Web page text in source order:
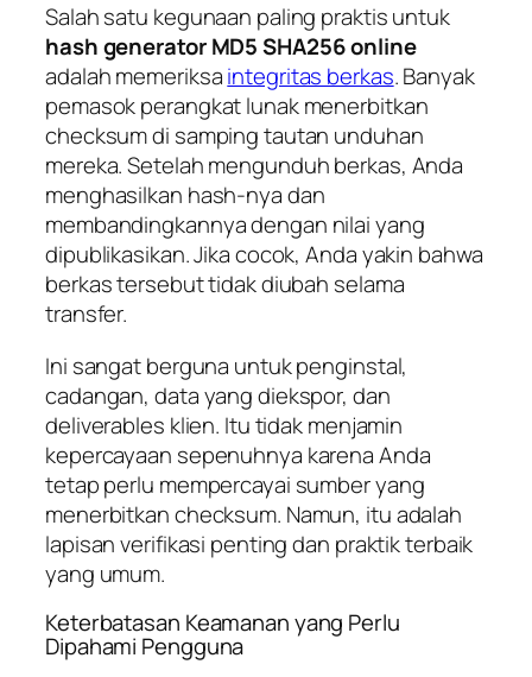
Salah satu kegunaan paling praktis untuk
hash generator MD5 SHA256 online
adalah memeriksaintegritas berkas. Banyak
pemasok perangkat lunak menerbitkan
checksum di samping tautan unduhan
mereka. Setelah mengunduh berkas, Anda
menghasilkan hash-nya dan
membandingkannya dengan nilai yang
dipublikasikan. Jika cocok, Anda yakin bahwa
berkas tersebut tidak diubah selama
transfer.
Ini sangat berguna untuk penginstal,
cadangan, data yang diekspor, dan
deliverables klien. Itu tidak menjamin
kepercayaan sepenuhnya karena Anda
tetap perlu mempercayai sumber yang
menerbitkan checksum. Namun, itu adalah
lapisan verifikasi penting dan praktik terbaik
yang umum.
Keterbatasan Keamanan yang Perlu
Dipahami Pengguna